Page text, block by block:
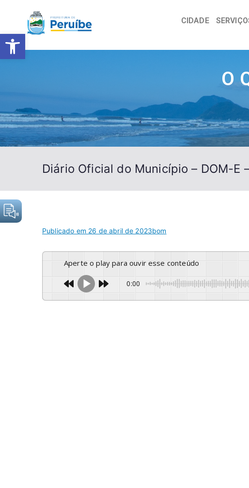
Barra de Ferramentas Aberta
CIDADE
O
Diário Oficial do Município – DOM-E
Publicado em 26 de abril de 2023bom
Aperte o play para ouvir esse conteúdo
0:00